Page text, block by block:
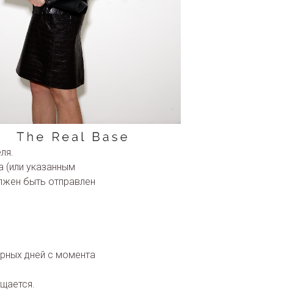
дней с
вид
и пломбы.
указанным
быть отправлен
дней с момента